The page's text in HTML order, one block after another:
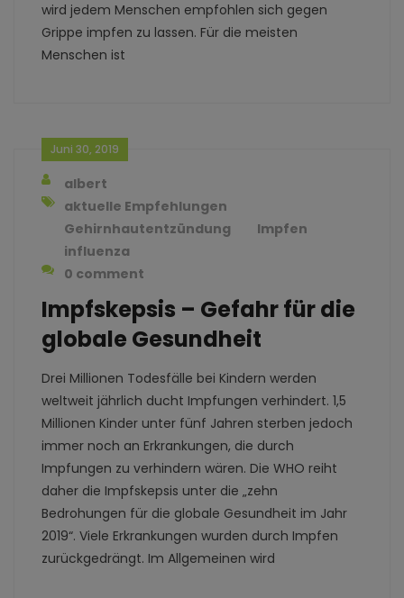
wird jedem Menschen empfohlen sich gegen
Grippe impfen zu lassen. Für die meisten
Menschen ist
Juni 30, 2019
albert
aktuelle Empfehlungen
Gehirnhautentzündung
Impfen
influenza
0 comment
Impfskepsis – Gefahr für die
globale Gesundheit
Drei Millionen Todesfälle bei Kindern werden
weltweit jährlich ducht Impfungen verhindert. 1,5
Millionen Kinder unter fünf Jahren sterben jedoch
immer noch an Erkrankungen, die durch
Impfungen zu verhindern wären. Die WHO reiht
daher die Impfskepsis unter die „zehn
Bedrohungen für die globale Gesundheit im Jahr
2019“. Viele Erkrankungen wurden durch Impfen
zurückgedrängt. Im Allgemeinen wird